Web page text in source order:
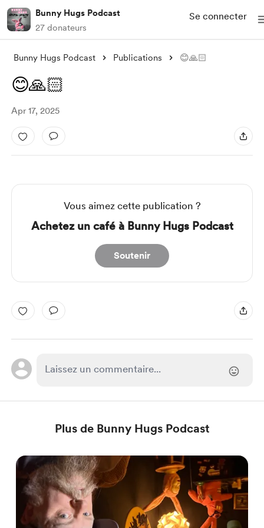
Bunny Hugs Podcast
27 donateurs
Se connecter
Bunny Hugs Podcast Publications 😊🙏🏻
😊🙏🏻
Apr 17, 2025
Vous aimez cette publication ?
Achetez un café à Bunny Hugs Podcast
Soutenir
Plus de Bunny Hugs Podcast